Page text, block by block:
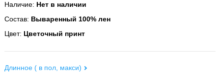
Наличие: Нет в наличии
Состав: Вываренный 100% лен
Цвет: Цветочный принт
Длинное ( в пол, макси)